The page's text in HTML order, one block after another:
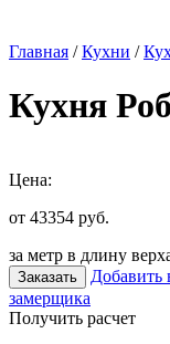
Главная /Кухни /
Кухня
Цена:
от 43354 руб.
за метр в длину
Заказать Добавить
замерщика
Получить расчет